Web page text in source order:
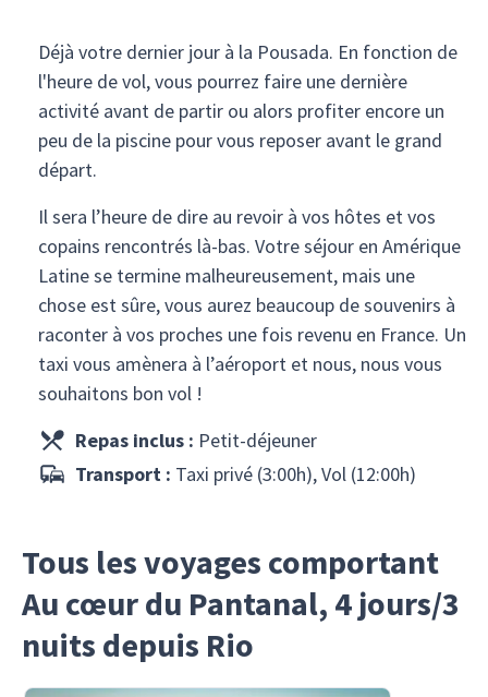
Déjà votre dernier jour à la Pousada. En fonction de
l'heure de vol, vous pourrez faire une dernière
activité avant de partir ou alors profiter encore un
peu de la piscine pour vous reposer avant le grand
départ.
Il sera l’heure de dire au revoir à vos hôtes et vos
copains rencontrés là-bas. Votre séjour en Amérique
Latine se termine malheureusement, mais une
chose est sûre, vous aurez beaucoup de souvenirs à
raconter à vos proches une fois revenu en France. Un
taxi vous amènera à l’aéroport et nous, nous vous
souhaitons bon vol !
Repas inclus : Petit-déjeuner
Transport : Taxi privé (3:00h), Vol (12:00h)
Tous les voyages comportant
Au cœur du Pantanal, 4 jours/3
nuits depuis Rio